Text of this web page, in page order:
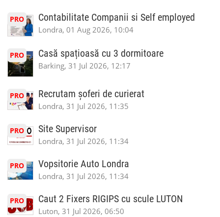
PRO Contabilitate Companii si Self employed
Londra, 01 Aug 2026, 10:04
PRO Casă spațioasă cu 3 dormitoare
Barking, 31 Jul 2026, 12:17
PRO Recrutam șoferi de curierat
Londra, 31 Jul 2026, 11:35
PRO Site Supervisor
Londra, 31 Jul 2026, 11:34
PRO Vopsitorie Auto Londra
Londra, 31 Jul 2026, 11:34
PRO Caut 2 Fixers RIGIPS cu scule LUTON
Luton, 31 Jul 2026, 06:50